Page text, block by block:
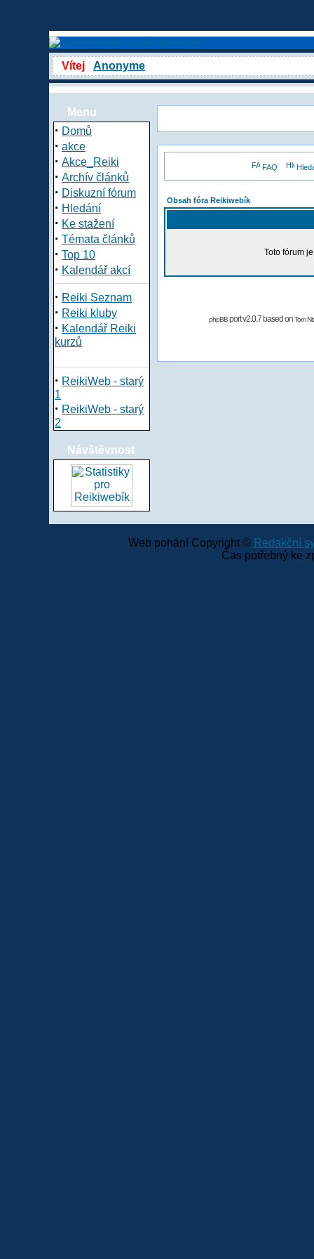
Vítej Anonyme
Menu
· Domů
· akce
· Akce_Reiki
· Archív článků
· Diskuzní fórum
· Hledání
· Ke stažení
· Témata článků
· Top 10
· Kalendář akcí
· Reiki Seznam
· Reiki kluby
· Kalendář Reiki
kurzů
· ReikiWeb - starý
1
· ReikiWeb - starý
2
Návštěvnost
FAQ
Obsah fóra Reikiwebík
Toto fórum
phpBBport v2.0.7 based onTom
Web pohání Copyright © Redakční
Čas potřebný ke